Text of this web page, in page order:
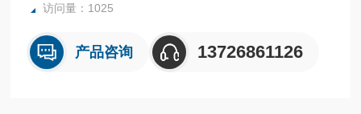
访问量：1025
产品咨询 13726861126